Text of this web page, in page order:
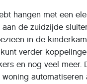
hangen met een
de zuidzijde
in de
verder
en nog veel meer.
automatiseren